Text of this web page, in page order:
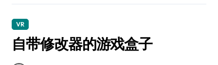
VR
自带修改器的游戏盒子